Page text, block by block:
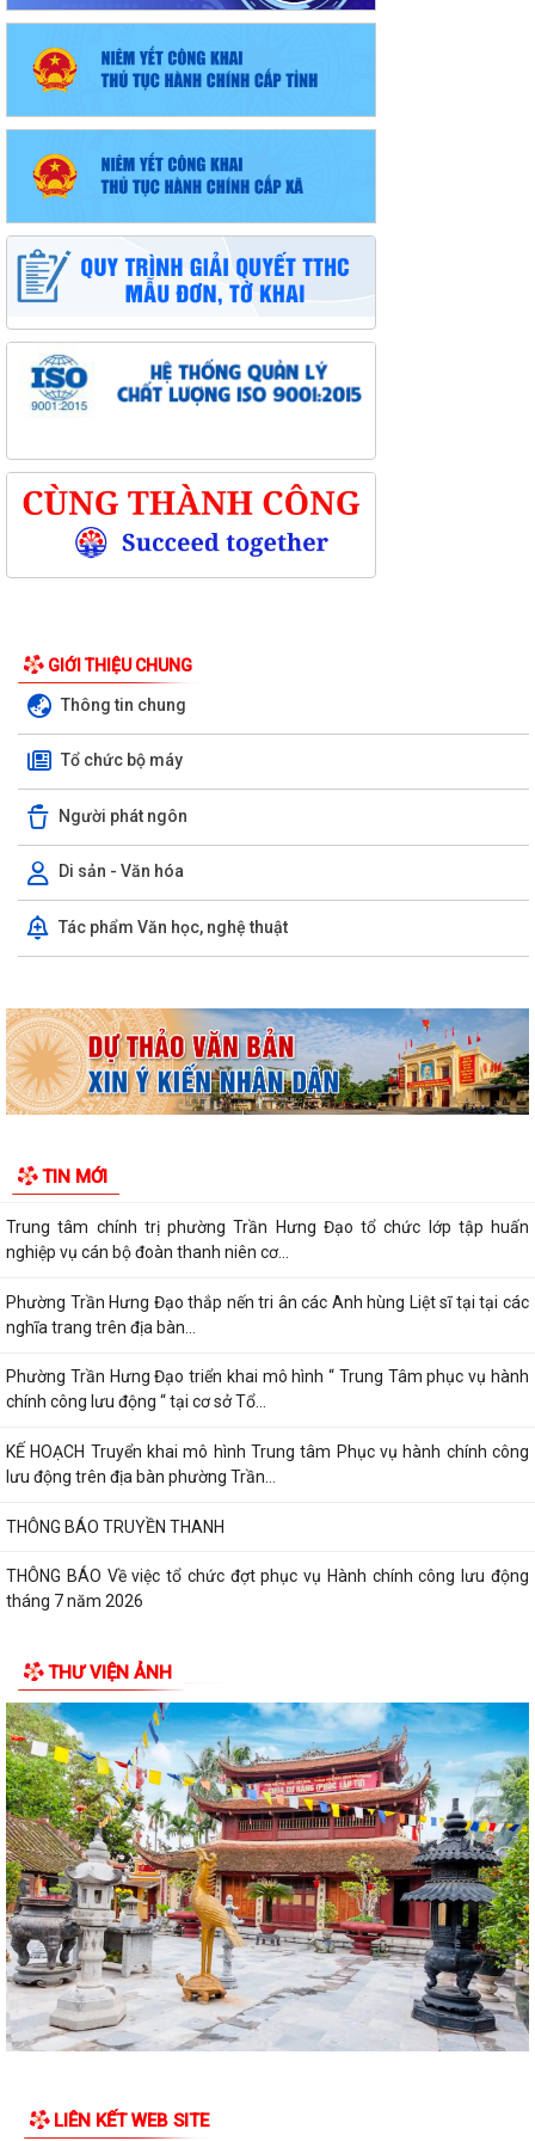
GIỚI THIỆU CHUNG
Thông tin chung
Tổ chức bộ máy
Người phát ngôn
Di sản - Văn hóa
Tác phẩm Văn học, nghệ thuật
TIN MỚI
Kỳ họp thứ ba (kỳ họp thường lệ giữa năm 2026) Hội đồng nhân dân
phường Trần Hưng Đạo khóa II,...
Phường Trần Hưng Đạo tham dự hội nghị toàn quốc nghiên cứu, học
tập, quán triệt và triển khai thực...
Khai mạc giải bóng đá U13 phường Trần Hưng Đạo hè năm 2026.
Hưng Đạo tiếp xúc đối thoại trực...
Trung tâm chính trị phường Trần Hưng Đạo tổ chức lớp tập huấn
nghiệp vụ cán bộ đoàn thanh niên cơ...
Phường Trần Hưng Đạo thắp nến tri ân các Anh hùng Liệt sĩ tại tại các
nghĩa trang trên địa bàn...
Phường Trần Hưng Đạo triển khai mô hình “ Trung Tâm phục vụ hành
chính công lưu động “ tại cơ sở Tổ...
KẾ HOẠCH Truyển khai mô hình Trung tâm Phục vụ hành chính công
lưu động trên địa bàn phường Trần...
THÔNG BÁO TRUYỀN THANH
THÔNG BÁO Về việc tổ chức đợt phục vụ Hành chính công lưu động
tháng 7 năm 2026
tâm thần Hải Dương nhân dịp 79...
Đồng chí Vũ Thị Hiên, Phó bí thư thường trực Đảng ủy phường Trần
Hưng Đạo thăm, tặng quà nhân Ngày...
Phường Trần Hưng Đạo triển khai lấy mẫu ADN các phần mộ liệt sĩ vô
danh tại Nghĩa trang Liệt Lê Lợi...
Đ/c Nguyễn Minh Thắng Bí thư Đảng ủy- Chủ tịch HĐND phường Trần
Hưng Đạo thăm, tặng quà gia đình...
Hơn 30 cán bộ, hội viên chữ thập đỏ trên địa bàn phường Trần Hưng
Đạo được tập huấn kỹ năng sơ cấp...
QUYẾT ĐỊNH Về việc công bố Danh mục thủ tục hành chính mới ban
hành, bị bãi bỏ thuộc phạm vi chức...
tặng quà các gia đình chính sách...
THƯ VIỆN ẢNH
LIÊN KẾT WEB SITE